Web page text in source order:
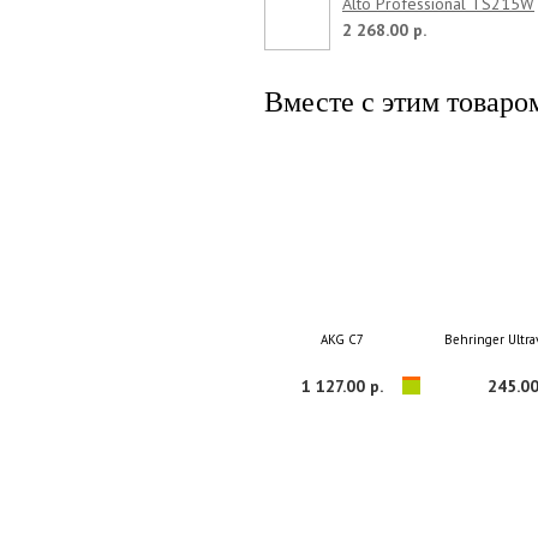
2 268.00 р.
Вместе с этим
AKG C7
1 127.00 р.
Behringer